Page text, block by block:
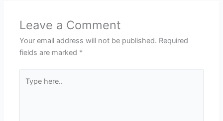
Leave a Comment
Your email address will not be published. Required
fields are marked *
here..